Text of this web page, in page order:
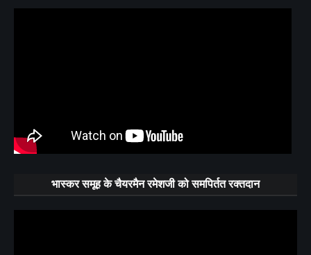
भास्कर समूह के चैयरमैन रमेशजी को समपिर्तत रक्तदान